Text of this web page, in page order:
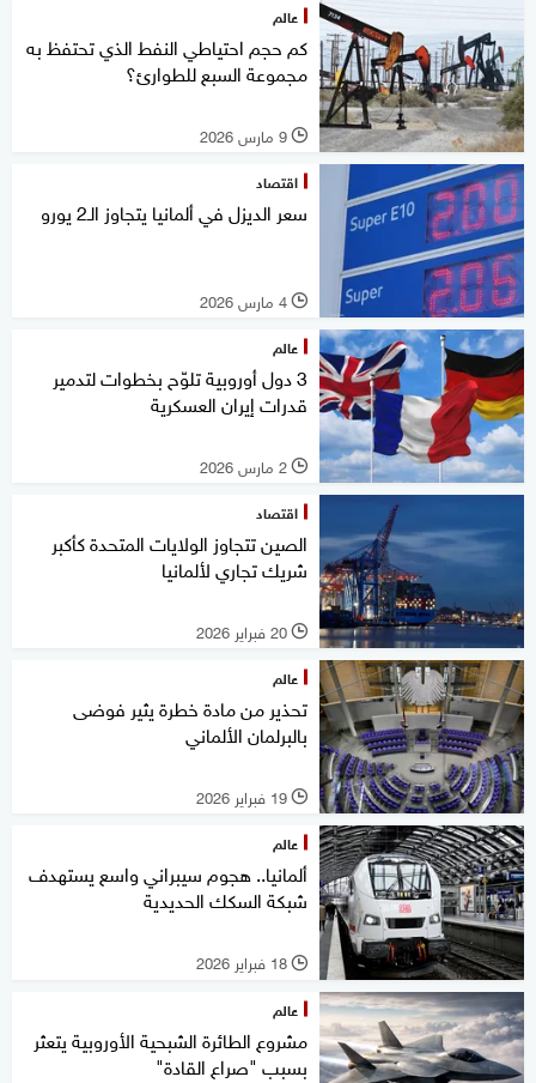
عالم
كم حجم احتياطي النفط الذي تحتفظ به
مجموعة السبع للطوارئ؟
l 9 مارس 2026
اقتصاد
سعر الديزل في ألمانيا يتجاوز الـ2 يورو
l 4 مارس 2026
عالم
3 دول أوروبية تلوّح بخطوات لتدمير
قدرات إيران العسكرية
l 2 مارس 2026
اقتصاد
الصين تتجاوز الولايات المتحدة كأكبر
شريك تجاري لألمانيا
l 20 فبراير 2026
عالم
تحذير من مادة خطرة يثير فوضى
بالبرلمان الألماني
l 19 فبراير 2026
عالم
ألمانيا.. هجوم سيبراني واسع يستهدف
شبكة السكك الحديدية
l 18 فبراير 2026
عالم
مشروع الطائرة الشبحية الأوروبية يتعثر
بسبب "صراع القادة"